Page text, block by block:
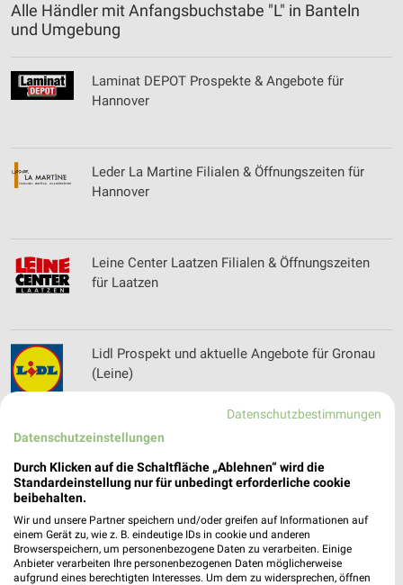
Alle Händler mit Anfangsbuchstabe "L" in Banteln
und Umgebung
Laminat DEPOT Prospekte & Angebote für
Hannover
Leder La Martine Filialen & Öffnungszeiten für
Hannover
Leine Center Laatzen Filialen & Öffnungszeiten
für Laatzen
Lidl Prospekt und aktuelle Angebote für Gronau
(Leine)
Lieblingswelt Prospekte & Aktionen
Ligne Roset Filialen & Öffnungszeiten für
Hannover
Datenschutzbestimmungen
Datenschutzeinstellungen
Durch Klicken auf die Schaltfläche „Ablehnen“ wird die
Standardeinstellung nur für unbedingt erforderliche cookie
beibehalten.
Wir und unsere Partner speichern und/oder greifen auf Informationen auf
einem Gerät zu, wie z. B. eindeutige IDs in cookie und anderen
Browserspeichern, um personenbezogene Daten zu verarbeiten. Einige
Anbieter verarbeiten Ihre personenbezogenen Daten möglicherweise
aufgrund eines berechtigten Interesses. Um dem zu widersprechen, öffnen